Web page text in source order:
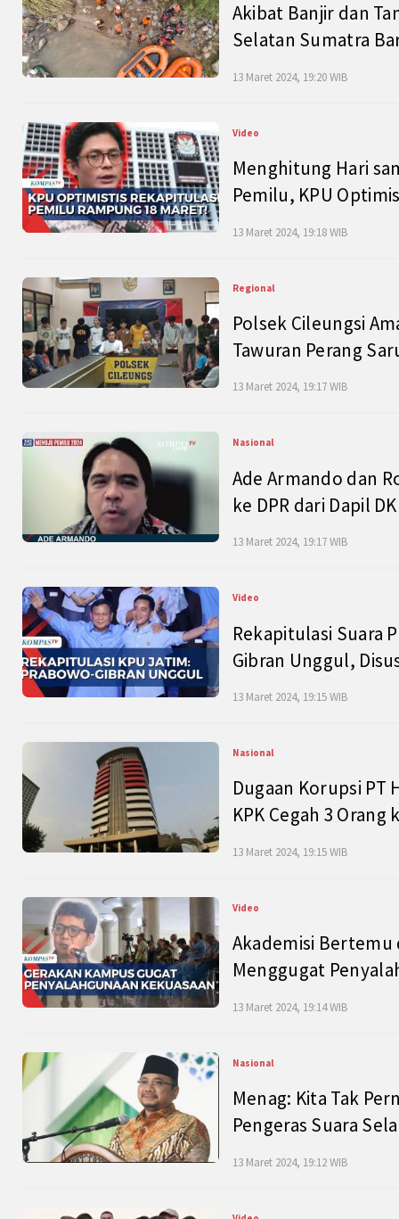
Akibat Banjir dan
Selatan Sumatra
13 Maret 2024, 19:20 WIB
Video
Menghitung Hari
Pemilu, KPU
13 Maret 2024, 19:18 WIB
Regional
Polsek Cileungsi
Tawuran Perang
13 Maret 2024, 19:17 WIB
Nasional
Ade Armando dan
ke DPR dari Dapil
13 Maret 2024, 19:17 WIB
Video
Rekapitulasi Suara
Gibran Unggul,
13 Maret 2024, 19:15 WIB
Nasional
Dugaan Korupsi PT
KPK Cegah 3 Orang
13 Maret 2024, 19:15 WIB
Video
Akademisi Bertemu
Menggugat
13 Maret 2024, 19:14 WIB
Nasional
Menag: Kita Tak
Pengeras Suara
13 Maret 2024, 19:12 WIB